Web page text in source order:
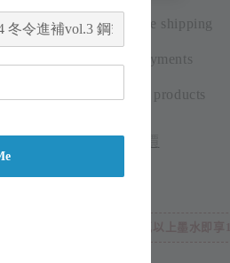
price
Worldwide shipping
Secure payments
Authentic products
0